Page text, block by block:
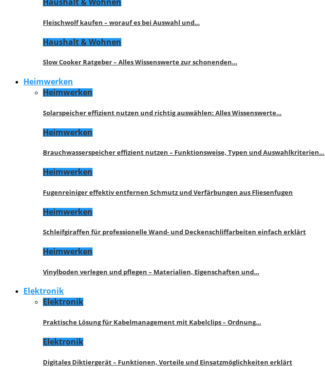
Fleischwolf kaufen – worauf es bei Auswahl und…
Haushalt & Wohnen
Slow Cooker Ratgeber – Alles Wissenswerte zur schonenden…
Heimwerken
Heimwerken
Solarspeicher effizient nutzen und richtig auswählen: Alles Wissenswerte…
Heimwerken
Brauchwasserspeicher effizient nutzen – Funktionsweise, Typen und Auswahlkriterien…
Heimwerken
Fugenreiniger effektiv entfernen Schmutz und Verfärbungen aus Fliesenfugen
Heimwerken
Schleifgiraffen für professionelle Wand- und Deckenschliffarbeiten einfach erklärt
Heimwerken
Vinylboden verlegen und pflegen – Materialien, Eigenschaften und…
Elektronik
Elektronik
Praktische Lösung für Kabelmanagement mit Kabelclips – Ordnung…
Elektronik
Digitales Diktiergerät – Funktionen, Vorteile und Einsatzmöglichkeiten erklärt